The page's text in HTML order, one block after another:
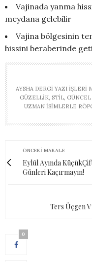
Vajinada yanma
meydana gelebilir
Vajina bölgesinin
hissini beraberinde
AYSHA DERGI YAZI İŞLERI
GÜZELLIK, STIL,
UZMAN ISIMLERLE
ÖNCEKI MAKALE
Eylül Ayında
Günleri Kaçırmayın!
Ters Üçgen
0